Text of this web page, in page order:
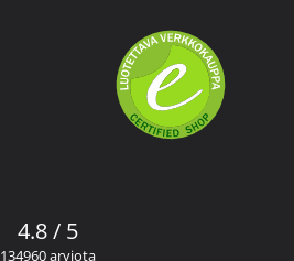
4.8 / 5
134960 arviota